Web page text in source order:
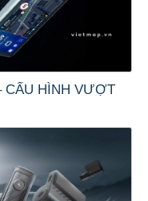
CẤU HÌNH VƯỢT